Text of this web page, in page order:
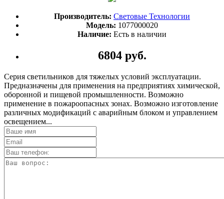
Производитель: Световые Технологии
Модель: 1077000020
Наличие: Есть в наличии
6804 руб.
Серия светильников для тяжелых условий эксплуатации.
Предназначены для применения на предприятиях химической,
оборонной и пищевой промышленности. Возможно
применение в пожароопасных зонах. Возможно изготовление
различных модификаций с аварийным блоком и управлением
освещением...